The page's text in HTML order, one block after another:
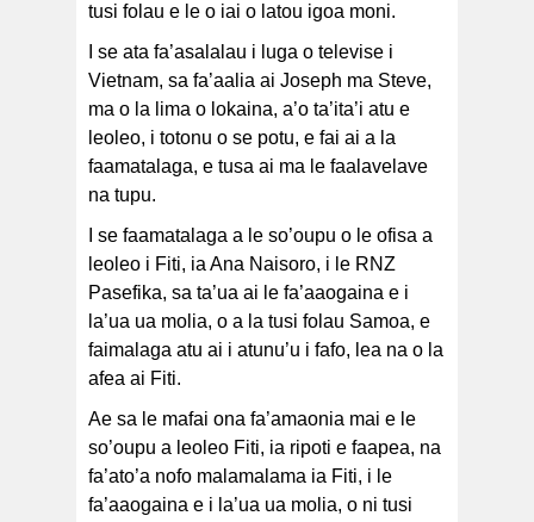
tusi folau e le o iai o latou igoa moni.
I se ata fa’asalalau i luga o televise i
Vietnam, sa fa’aalia ai Joseph ma Steve,
ma o la lima o lokaina, a’o ta’ita’i atu e
leoleo, i totonu o se potu, e fai ai a la
faamatalaga, e tusa ai ma le faalavelave
na tupu.
I se faamatalaga a le so’oupu o le ofisa a
leoleo i Fiti, ia Ana Naisoro, i le RNZ
Pasefika, sa ta’ua ai le fa’aaogaina e i
la’ua ua molia, o a la tusi folau Samoa, e
faimalaga atu ai i atunu’u i fafo, lea na o la
afea ai Fiti.
Ae sa le mafai ona fa’amaonia mai e le
so’oupu a leoleo Fiti, ia ripoti e faapea, na
fa’ato’a nofo malamalama ia Fiti, i le
fa’aaogaina e i la’ua ua molia, o ni tusi